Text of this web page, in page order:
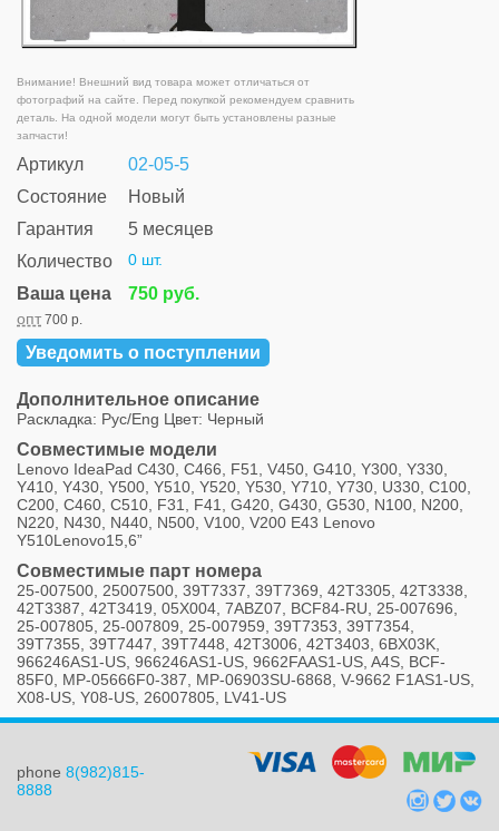
Внимание! Внешний вид товара может отличаться от
фотографий на сайте. Перед покупкой рекомендуем сравнить
деталь. На одной модели могут быть установлены разные
запчасти!
Артикул
02-05-5
Состояние
Новый
Гарантия
5 месяцев
Количество
0 шт.
Ваша цена 750 руб.
опт 700 р.
Уведомить о поступлении
Дополнительное описание
Раскладка: Рус/Eng Цвет: Черный
Совместимые модели
Lenovo IdeaPad C430, C466, F51, V450, G410, Y300, Y330,
Y410, Y430, Y500, Y510, Y520, Y530, Y710, Y730, U330, C100,
C200, C460, C510, F31, F41, G420, G430, G530, N100, N200,
N220, N430, N440, N500, V100, V200 E43 Lenovo
Y510Lenovo15,6”
Совместимые парт номера
25-007500, 25007500, 39T7337, 39T7369, 42T3305, 42T3338,
42T3387, 42T3419, 05X004, 7ABZ07, BCF84-RU, 25-007696,
25-007805, 25-007809, 25-007959, 39T7353, 39T7354,
39T7355, 39T7447, 39T7448, 42T3006, 42T3403, 6BX03K,
966246AS1-US, 966246AS1-US, 9662FAAS1-US, A4S, BCF-
85F0, MP-05666F0-387, MP-06903SU-6868, V-9662 F1AS1-US,
X08-US, Y08-US, 26007805, LV41-US
phone 8(982)815-
8888